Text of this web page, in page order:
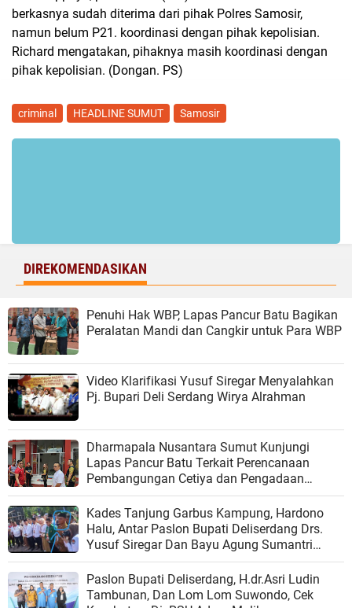
berkasnya sudah diterima dari pihak Polres Samosir,
namun belum P21. koordinasi dengan pihak kepolisian.
Richard mengatakan, pihaknya masih koordinasi dengan
pihak kepolisian. (Dongan. PS)
criminal HEADLINE SUMUT Samosir
DIREKOMENDASIKAN
Penuhi Hak WBP, Lapas Pancur Batu Bagikan
Peralatan Mandi dan Cangkir untuk Para WBP
Video Klarifikasi Yusuf Siregar Menyalahkan
Pj. Bupari Deli Serdang Wirya Alrahman
Dharmapala Nusantara Sumut Kunjungi
Lapas Pancur Batu Terkait Perencanaan
Pembangungan Cetiya dan Pengadaan
Fasilitas Pendukung Pembinaan WBP
Kades Tanjung Garbus Kampung, Hardono
Halu, Antar Paslon Bupati Deliserdang Drs.
Yusuf Siregar Dan Bayu Agung Sumantri
Mendaftar ke KPUD
Paslon Bupati Deliserdang, H.dr.Asri Ludin
Tambunan, Dan Lom Lom Suwondo, Cek